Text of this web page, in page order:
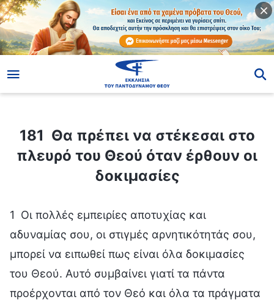
181 Θα πρέπει να στέκεσαι στο
πλευρό του Θεού όταν έρθουν οι
δοκιμασίες
1 Οι πολλές εμπειρίες αποτυχίας και
αδυναμίας σου, οι στιγμές αρνητικότητάς σου,
μπορεί να ειπωθεί πως είναι όλα δοκιμασίες
του Θεού. Αυτό συμβαίνει γιατί τα πάντα
προέρχονται από τον Θεό και όλα τα πράγματα